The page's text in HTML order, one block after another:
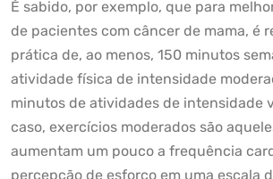
É sabido, por exemplo, que para
de pacientes com câncer de mama, é
prática de, ao menos, 150 minutos
atividade física de intensidade
minutos de atividades de intensidade
caso, exercícios moderados são
aumentam um pouco a frequência
percepção de esforço em uma escala